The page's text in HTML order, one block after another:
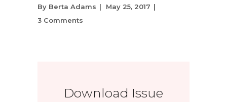
By Berta Adams
May 25, 2017
3 Comments
Download Issue